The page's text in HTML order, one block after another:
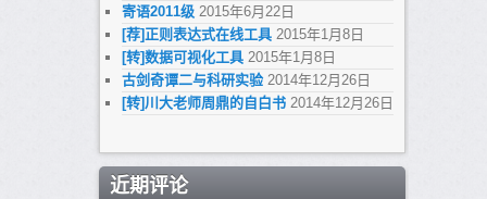
寄语2011级 2015年6月22日
[荐]正则表达式在线工具 2015年1月8日
[转]数据可视化工具 2015年1月8日
古剑奇谭二与科研实验 2014年12月26日
[转]川大老师周鼎的自白书 2014年12月26日
近期评论